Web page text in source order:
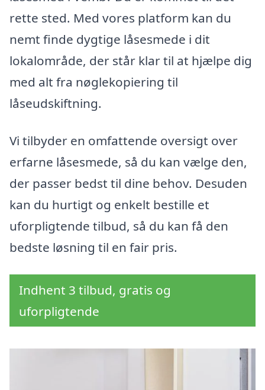
rette sted. Med vores platform kan du
nemt finde dygtige låsesmede i dit
lokalområde, der står klar til at hjælpe dig
med alt fra nøglekopiering til
låseudskiftning.
Vi tilbyder en omfattende oversigt over
erfarne låsesmede, så du kan vælge den,
der passer bedst til dine behov. Desuden
kan du hurtigt og enkelt bestille et
uforpligtende tilbud, så du kan få den
bedste løsning til en fair pris.
Indhent 3 tilbud, gratis og
uforpligtende